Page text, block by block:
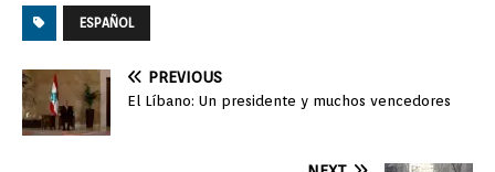
ESPAÑOL
PREVIOUS
El Líbano: Un presidente y muchos vencedores